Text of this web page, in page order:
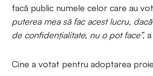
facă public numele celor care au
puterea mea să fac acest lucru,
de confidențialitate, nu o pot face”,
Cine a votat pentru adoptarea